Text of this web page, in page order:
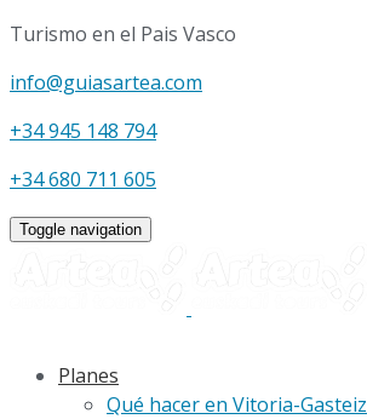
Turismo en el Pais Vasco
info@guiasartea.com
+34 945 148 794
+34 680 711 605
Toggle navigation
Planes
Qué hacer en Vitoria-Gasteiz